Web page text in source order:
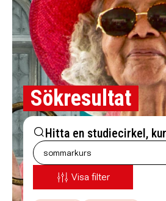
Sökresultat
Hitta en studiecirkel,
Visa filter